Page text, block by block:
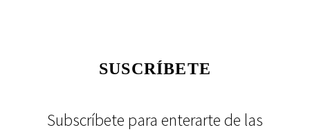
SUSCRÍBETE
Subscríbete para enterarte de las